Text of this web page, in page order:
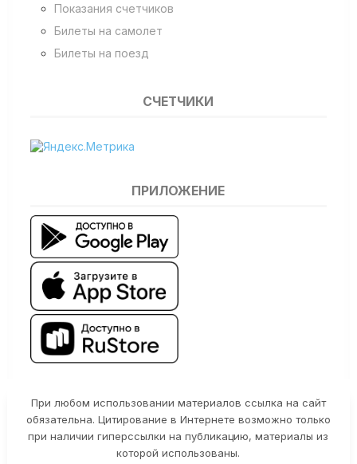
Показания счетчиков
Билеты на самолет
Билеты на поезд
СЧЕТЧИКИ
ПРИЛОЖЕНИЕ
При любом использовании материалов ссылка на сайт
обязательна. Цитирование в Интернете возможно только
при наличии гиперссылки на публикацию, материалы из
которой использованы.